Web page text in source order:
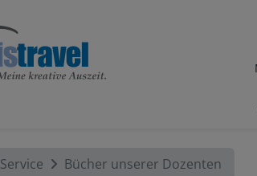
Service Bücher unserer Dozenten